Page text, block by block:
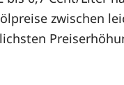
zwischen